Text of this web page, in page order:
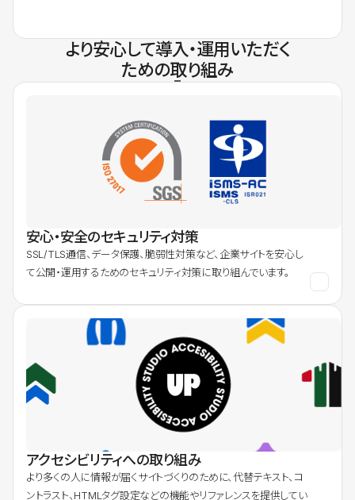
より安心して導入・運用いただく
ための取り組み
安心・安全のセキュリティ対策
SSL/TLS通信、データ保護、脆弱性対策など、企業サイトを安心し
て公開・運用するためのセキュリティ対策に取り組んでいます。
アクセシビリティへの取り組み
より多くの人に情報が届くサイトづくりのために、代替テキスト、コ
ントラスト、HTMLタグ設定などの機能やリファレンスを提供してい